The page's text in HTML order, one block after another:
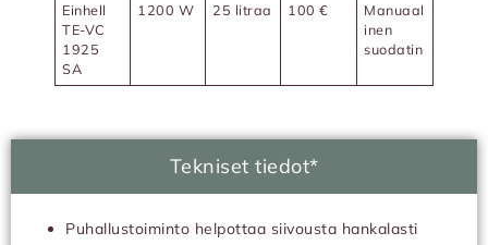
Einhell
TE-VC
1925
SA
1200 W 25 litraa 100 €
Manuaal
inen
suodatin
Tekniset tiedot*
Puhallustoiminto helpottaa siivousta hankalasti